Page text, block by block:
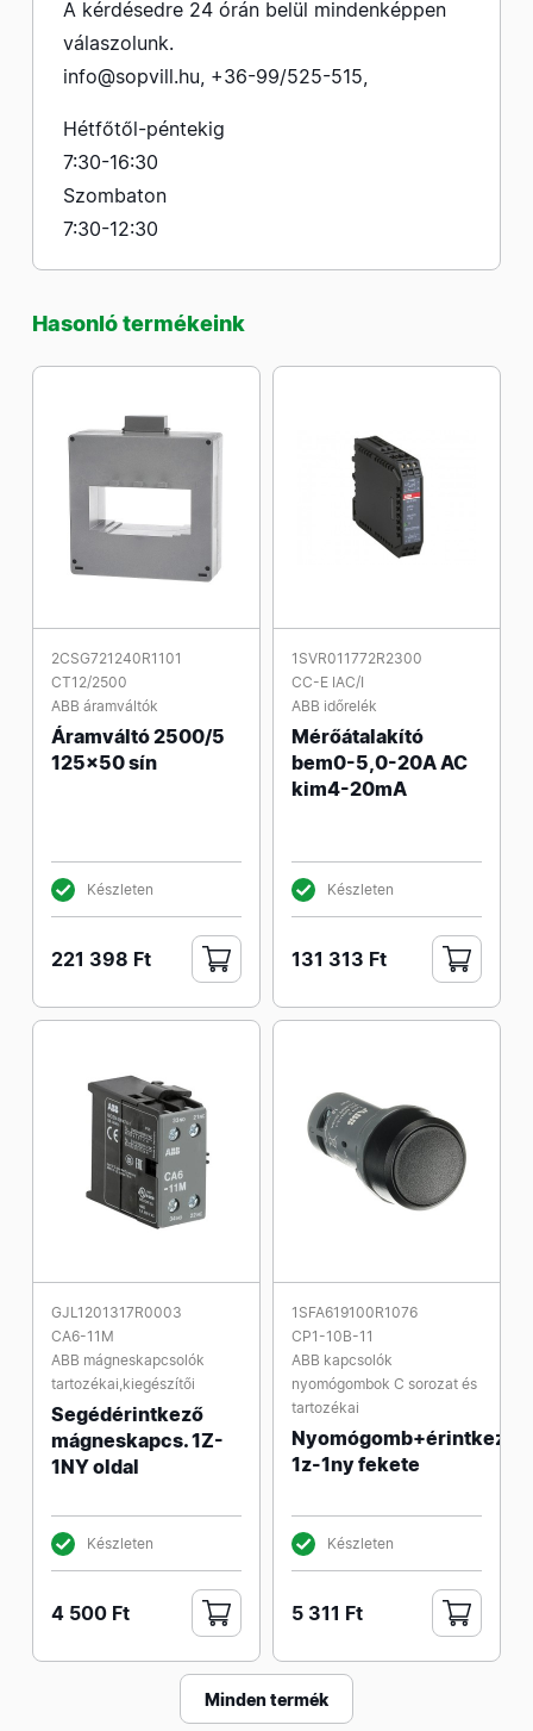
A kérdésedre 24 órán belül mindenképpen
válaszolunk.
info@sopvill.hu, +36-99/525-515,
Hétfőtől-péntekig
7:30-16:30
Szombaton
7:30-12:30
Hasonló termékeink
2CSG721240R1101
CT12/2500
ABB áramváltók
Áramváltó 2500/5
125x50 sín
Készleten
221 398 Ft
1SVR011772R2300
CC-E IAC/I
ABB időrelék
Mérőátalakító
bem0-5,0-20A AC
kim4-20mA
Készleten
131 313 Ft
GJL1201317R0003
CA6-11M
ABB mágneskapcsolók
tartozékai,kiegészítői
Segédérintkező
mágneskapcs. 1Z-
1NY oldal
Készleten
4 500 Ft
1SFA619100R1076
CP1-10B-11
ABB kapcsolók
nyomógombok C sorozat és
tartozékai
Nyomógomb+érintkező
1z-1ny fekete
Készleten
5 311 Ft
Minden termék